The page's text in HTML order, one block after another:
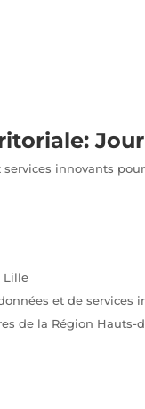
innovants
Lille
et de
de la Région Hauts-